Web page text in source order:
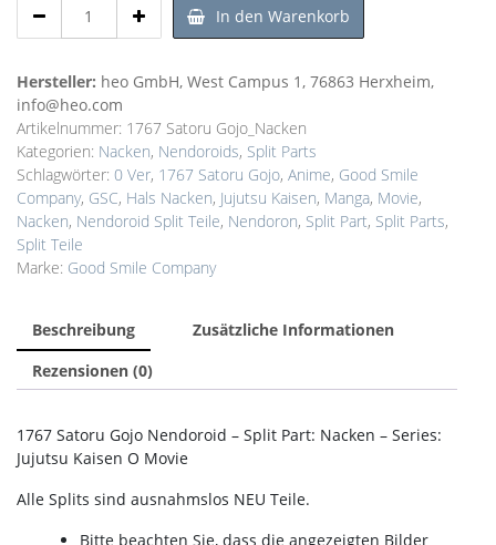
Satoru
Jujutsu
Kaisen
Nendoroid
Split
Part
Nacken
Menge
In den Warenkorb
Hersteller: heo GmbH, West Campus 1, 76863 Herxheim,
info@heo.com
Artikelnummer: 1767 Satoru Gojo_Nacken
Kategorien: Nacken, Nendoroids, Split Parts
Schlagwörter: 0 Ver, 1767 Satoru Gojo, Anime, Good Smile
Company, GSC, Hals Nacken, Jujutsu Kaisen, Manga, Movie,
Nacken, Nendoroid Split Teile, Nendoron, Split Part, Split Parts,
Split Teile
Marke: Good Smile Company
Beschreibung
Zusätzliche Informationen
Rezensionen (0)
1767 Satoru Gojo Nendoroid – Split Part: Nacken – Series:
Jujutsu Kaisen O Movie
Alle Splits sind ausnahmslos NEU Teile.
Bitte beachten Sie, dass die angezeigten Bilder